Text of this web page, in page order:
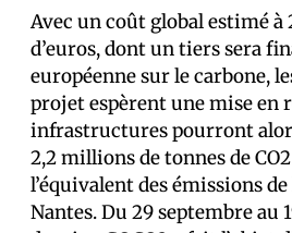
Avec un coût global estimé
d’euros, dont un tiers sera
européenne sur le carbone,
projet espèrent une mise en
infrastructures pourront
2,2 millions de tonnes de
l’équivalent des émissions
Nantes. Du 29 septembre au